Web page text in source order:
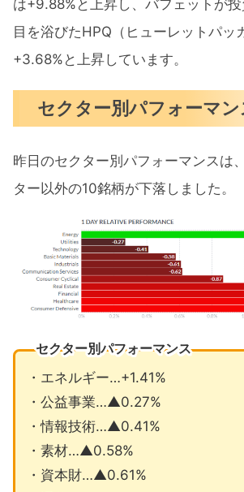
は+9.88%と上昇し、バフェットが
目を浴びたHPQ（ヒューレットパッ
+3.68%と上昇しています。
セクター別パフォーマン
昨日のセクター別パフォーマンスは
ター以外の10銘柄が下落しました。
セクター別パフォーマンス
・エネルギー…+1.41%
・公益事業…▲0.27%
・情報技術…▲0.41%
・素材…▲0.58%
・資本財…▲0.61%